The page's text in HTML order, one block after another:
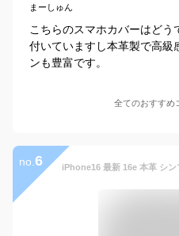
まーしゅん
こちらのスマホカバーはど
付いていますし本革製で高級
ンも豊富です。
全てのおすすめ
no. 6